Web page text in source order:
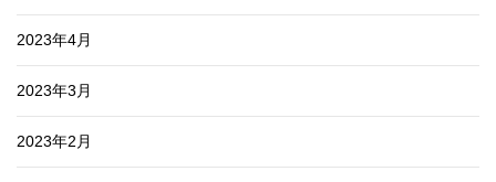
2023年4月
2023年3月
2023年2月